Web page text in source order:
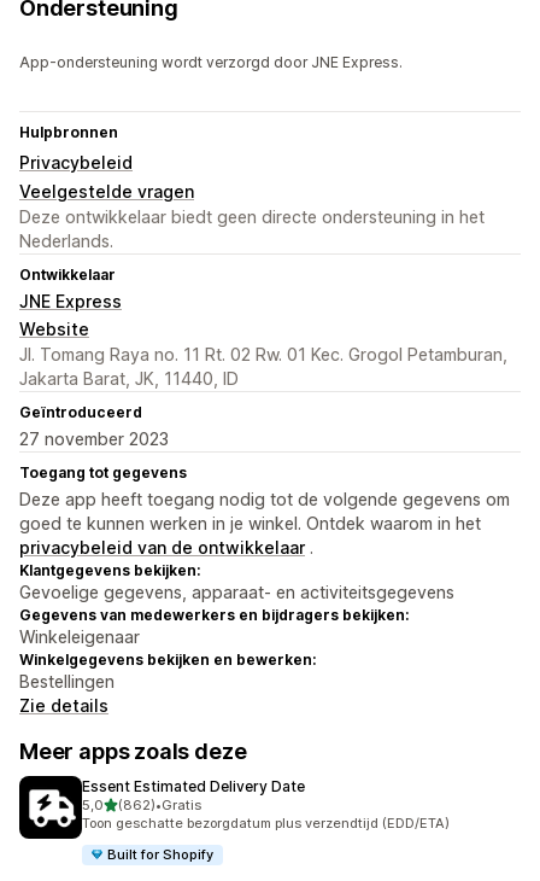
Ondersteuning
App-ondersteuning wordt verzorgd door JNE Express.
Hulpbronnen
Privacybeleid
Veelgestelde vragen
Deze ontwikkelaar biedt geen directe ondersteuning in het
Nederlands.
Ontwikkelaar
JNE Express
Website
Jl. Tomang Raya no. 11 Rt. 02 Rw. 01 Kec. Grogol Petamburan,
Jakarta Barat, JK, 11440, ID
Geïntroduceerd
27 november 2023
Toegang tot gegevens
Deze app heeft toegang nodig tot de volgende gegevens om
goed te kunnen werken in je winkel. Ontdek waarom in het
privacybeleid van de ontwikkelaar .
Klantgegevens bekijken:
Gevoelige gegevens, apparaat- en activiteitsgegevens
Gegevens van medewerkers en bijdragers bekijken:
Winkeleigenaar
Winkelgegevens bekijken en bewerken:
Bestellingen
Zie details
Meer apps zoals deze
Essent Estimated Delivery Date
5,0van 5 sterren
(862)
862 recensies in totaal
•Gratis
Toon geschatte bezorgdatum plus verzendtijd (EDD/ETA)
Built for Shopify